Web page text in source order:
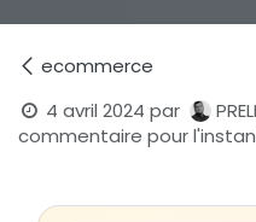
ecommerce
4 avril 2024 par
commentaire pour